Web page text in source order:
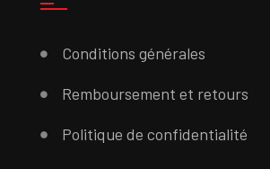
Conditions générales
Remboursement et retours
Politique de confidentialité